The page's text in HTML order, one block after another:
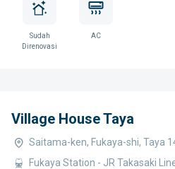
Sudah
Direnovasi
AC
Village House Taya
Saitama-ken, Fukaya-shi, Taya
Fukaya Station - JR Takasaki